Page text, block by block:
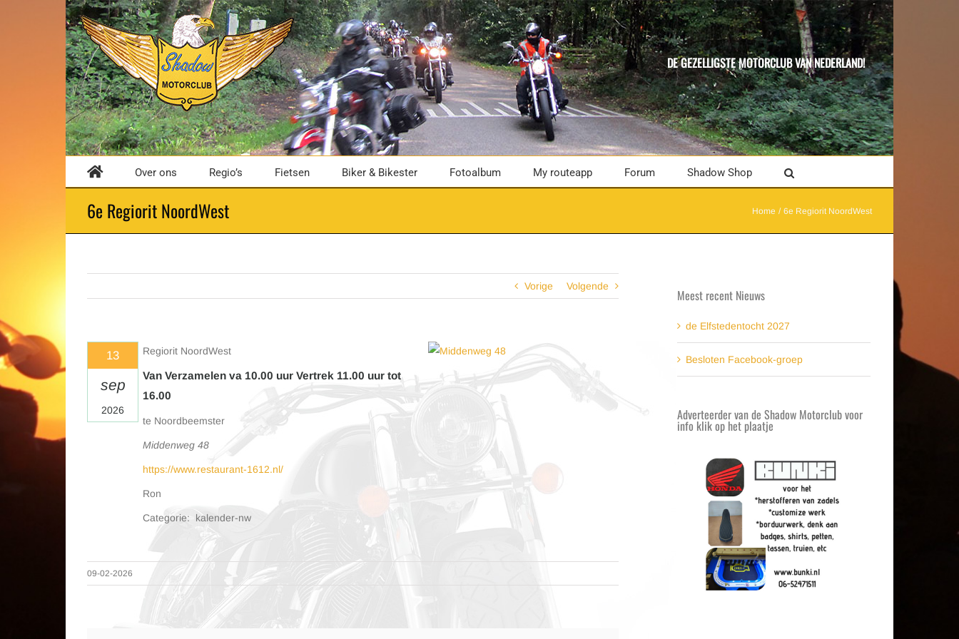
DE GEZELLIGSTE MOTORCLUB VAN NEDERLAND!
Over ons Regio’s Fietsen Biker & Bikester Fotoalbum My routeapp Forum Shadow Shop
6e Regiorit NoordWest Home 6e Regiorit NoordWest
Vorige Volgende
13
sep
2026
Regiorit NoordWest
Van Verzamelen va 10.00 uur Vertrek 11.00 uur tot
16.00
te Noordbeemster
Middenweg 48
https://www.restaurant-1612.nl/
Ron
Categorie: kalender-nw
09-02-2026
Meest recent Nieuws
de Elfstedentocht 2027
Besloten Facebook-groep
Adverteerder van de Shadow Motorclub voor
info klik op het plaatje